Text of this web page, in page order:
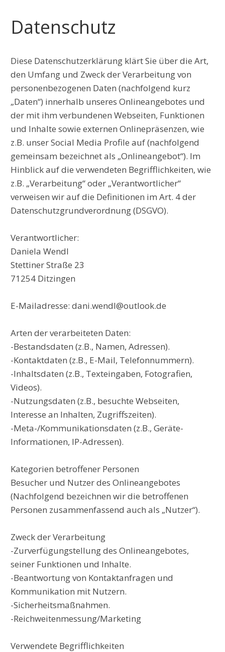
Datenschutz
Diese Datenschutzerklärung klärt Sie über die Art,
den Umfang und Zweck der Verarbeitung von
personenbezogenen Daten (nachfolgend kurz
„Daten“) innerhalb unseres Onlineangebotes und
der mit ihm verbundenen Webseiten, Funktionen
und Inhalte sowie externen Onlinepräsenzen, wie
z.B. unser Social Media Profile auf (nachfolgend
gemeinsam bezeichnet als „Onlineangebot“). Im
Hinblick auf die verwendeten Begrifflichkeiten, wie
z.B. „Verarbeitung“ oder „Verantwortlicher“
verweisen wir auf die Definitionen im Art. 4 der
Datenschutzgrundverordnung (DSGVO).
Verantwortlicher:
Daniela Wendl
Stettiner Straße 23
71254 Ditzingen
E-Mailadresse: dani.wendl@outlook.de
Arten der verarbeiteten Daten:
-Bestandsdaten (z.B., Namen, Adressen).
-Kontaktdaten (z.B., E-Mail, Telefonnummern).
-Inhaltsdaten (z.B., Texteingaben, Fotografien,
Videos).
-Nutzungsdaten (z.B., besuchte Webseiten,
Interesse an Inhalten, Zugriffszeiten).
-Meta-/Kommunikationsdaten (z.B., Geräte-
Informationen, IP-Adressen).
Kategorien betroffener Personen
Besucher und Nutzer des Onlineangebotes
(Nachfolgend bezeichnen wir die betroffenen
Personen zusammenfassend auch als „Nutzer“).
Zweck der Verarbeitung
-Zurverfügungstellung des Onlineangebotes,
seiner Funktionen und Inhalte.
-Beantwortung von Kontaktanfragen und
Kommunikation mit Nutzern.
-Sicherheitsmaßnahmen.
-Reichweitenmessung/Marketing
Verwendete Begrifflichkeiten